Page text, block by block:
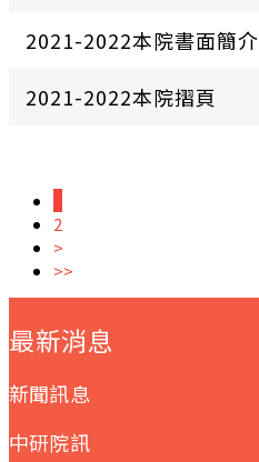
2021-2022本院書面簡介
2021-2022本院摺頁
2
>
>>
最新消息
新聞訊息
中研院訊